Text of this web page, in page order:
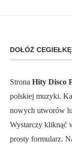
DOŁÓŻ
Strona Hity Disco
polskiej muzyki.
nowych utworów
Wystarczy kliknąć
prosty formularz.